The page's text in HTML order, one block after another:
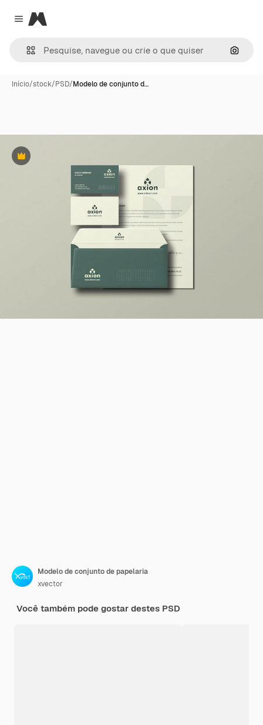
Close menu
Magnific
Início/stock/PSD/Modelo de conjunto d…
Premium
Modelo de conjunto de papelaria
xvector
Você também pode gostar destes PSD